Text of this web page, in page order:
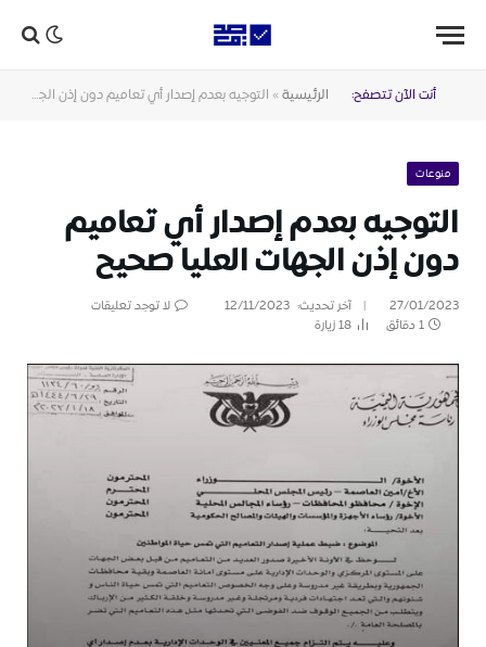
أنت الآن تتصفح: الرئيسية » التوجيه بعدم إصدار أي تعاميم دون إذن الجهات العليا صحيح
منوعات
التوجيه بعدم إصدار أي تعاميم
دون إذن الجهات العليا صحيح
27/01/2023 آخر تحديث: 12/11/2023
لا توجد تعليقات
1 دقائق
18زيارة